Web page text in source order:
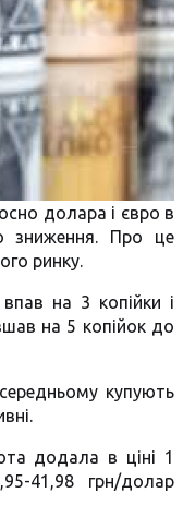
долара і євро в
зниження. Про це
ринку.
на 3 копійки і
на 5 копійок до
купують
додала в ціні 1
41,98 грн/долар